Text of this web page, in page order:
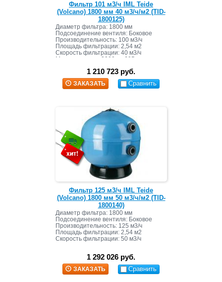
Фильтр 101 м3/ч IML Teide
(Volcano) 1800 мм 40 м3/ч/м2 (TID-
1800125)
Диаметр фильтра: 1800 мм
Подсоединение вентиля: Боковое
Производительность: 100 м3/ч
Площадь фильтрации: 2,54 м2
Скорость фильтрации: 40 м3/ч
Масса засыпки: 3000 кг+695 кг
1 210 723 руб.
ЗАКАЗАТЬ Сравнить
Фильтр 125 м3/ч IML Teide
(Volcano) 1800 мм 50 м3/ч/м2 (TID-
1800140)
Диаметр фильтра: 1800 мм
Подсоединение вентиля: Боковое
Производительность: 125 м3/ч
Площадь фильтрации: 2,54 м2
Скорость фильтрации: 50 м3/ч
1 292 026 руб.
ЗАКАЗАТЬ Сравнить